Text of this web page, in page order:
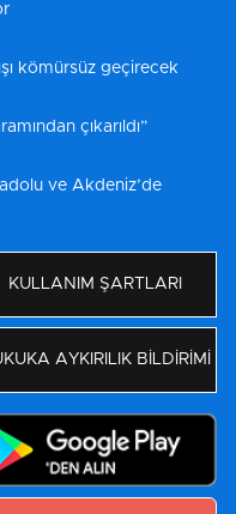
kömürsüz geçirecek
çıkarıldı”
ve Akdeniz’de
KULLANIM ŞARTLARI
AYKIRILIK BİLDİRİMİ